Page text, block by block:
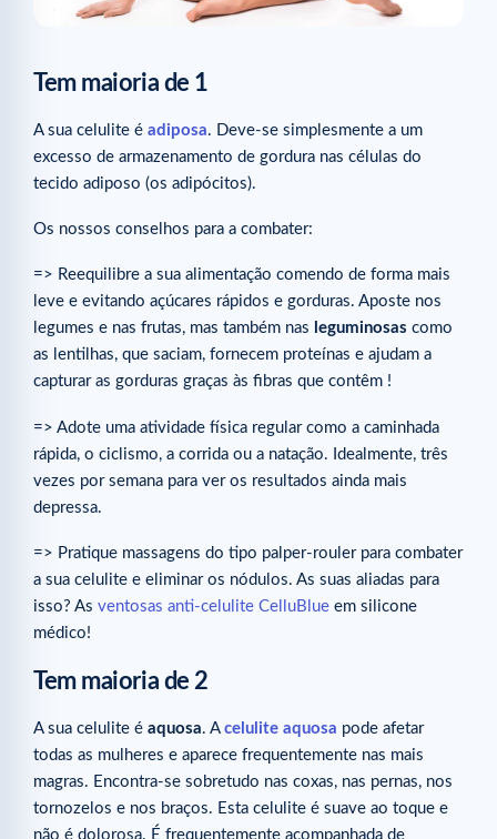
Tem maioria de 1
A sua celulite é adiposa. Deve-se simplesmente a um
excesso de armazenamento de gordura nas células do
tecido adiposo (os adipócitos).
Os nossos conselhos para a combater:
=> Reequilibre a sua alimentação comendo de forma mais
leve e evitando açúcares rápidos e gorduras. Aposte nos
legumes e nas frutas, mas também nas leguminosas como
as lentilhas, que saciam, fornecem proteínas e ajudam a
capturar as gorduras graças às fibras que contêm !
=> Adote uma atividade física regular como a caminhada
rápida, o ciclismo, a corrida ou a natação. Idealmente, três
vezes por semana para ver os resultados ainda mais
depressa.
=> Pratique massagens do tipo palper-rouler para combater
a sua celulite e eliminar os nódulos. As suas aliadas para
isso? As ventosas anti-celulite CelluBlue em silicone
médico!
Tem maioria de 2
A sua celulite é aquosa. A celulite aquosa pode afetar
todas as mulheres e aparece frequentemente nas mais
magras. Encontra-se sobretudo nas coxas, nas pernas, nos
tornozelos e nos braços. Esta celulite é suave ao toque e
não é dolorosa. É frequentemente acompanhada de